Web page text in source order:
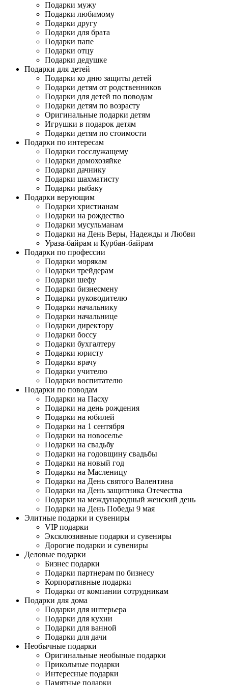
Подарки мужу
Подарки любимому
Подарки другу
Подарки для брата
Подарки папе
Подарки отцу
Подарки дедушке
Подарки для детей
Подарки ко дню защиты детей
Подарки детям от родственников
Подарки для детей по поводам
Подарки детям по возрасту
Оригинальные подарки детям
Игрушки в подарок детям
Подарки детям по стоимости
Подарки по интересам
Подарки госслужащему
Подарки домохозяйке
Подарки дачнику
Подарки шахматисту
Подарки рыбаку
Подарки верующим
Подарки христианам
Подарки на рождество
Подарки мусульманам
Подарки на День Веры, Надежды и Любви
Ураза-байрам и Курбан-байрам
Подарки по профессии
Подарки морякам
Подарки трейдерам
Подарки шефу
Подарки бизнесмену
Подарки руководителю
Подарки начальнику
Подарки начальнице
Подарки директору
Подарки боссу
Подарки бухгалтеру
Подарки юристу
Подарки врачу
Подарки учителю
Подарки воспитателю
Подарки по поводам
Подарки на Пасху
Подарки на день рождения
Подарки на юбилей
Подарки на 1 сентября
Подарки на новоселье
Подарки на свадьбу
Подарки на годовщину свадьбы
Подарки на новый год
Подарки на Масленицу
Подарки на День святого Валентина
Подарки на День защитника Отечества
Подарки на международный женский день
Подарки на День Победы 9 мая
Элитные подарки и сувениры
VIP подарки
Эксклюзивные подарки и сувениры
Дорогие подарки и сувениры
Деловые подарки
Бизнес подарки
Подарки партнерам по бизнесу
Корпоративные подарки
Подарки от компании сотрудникам
Подарки для дома
Подарки для интерьера
Подарки для кухни
Подарки для ванной
Подарки для дачи
Необычные подарки
Оригинальные необыные подарки
Прикольные подарки
Интересные подарки
Памятные подарки